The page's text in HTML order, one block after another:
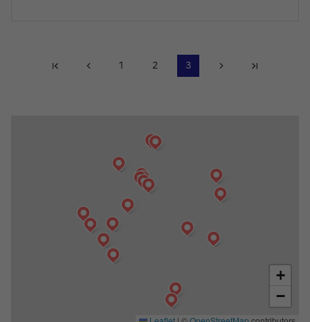
Première pagePage précédente
1 2 3 Page suivante
+
−